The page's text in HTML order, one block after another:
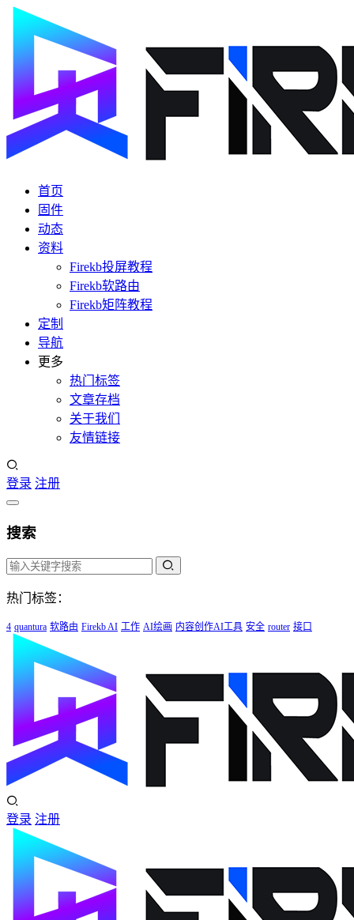
首页
固件
动态
资料
Firekb投屏教程
Firekb软路由
Firekb矩阵教程
定制
导航
更多
热门标签
文章存档
关于我们
友情链接
登录 注册
搜索
热门标签：
4 quantura 软路由 Firekb AI 工作 AI绘画 内容创作AI工具 安全 router 接口
登录 注册